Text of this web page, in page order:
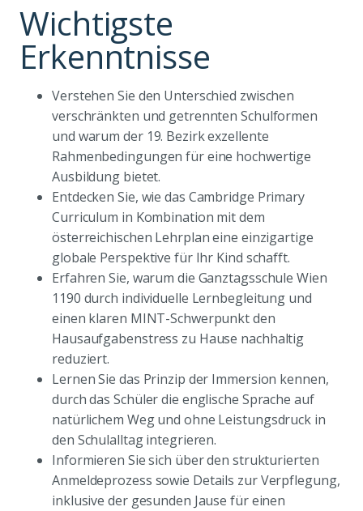
Wichtigste
Erkenntnisse
Verstehen Sie den Unterschied zwischen
verschränkten und getrennten Schulformen
und warum der 19. Bezirk exzellente
Rahmenbedingungen für eine hochwertige
Ausbildung bietet.
Entdecken Sie, wie das Cambridge Primary
Curriculum in Kombination mit dem
österreichischen Lehrplan eine einzigartige
globale Perspektive für Ihr Kind schafft.
Erfahren Sie, warum die Ganztagsschule Wien
1190 durch individuelle Lernbegleitung und
einen klaren MINT-Schwerpunkt den
Hausaufgabenstress zu Hause nachhaltig
reduziert.
Lernen Sie das Prinzip der Immersion kennen,
durch das Schüler die englische Sprache auf
natürlichem Weg und ohne Leistungsdruck in
den Schulalltag integrieren.
Informieren Sie sich über den strukturierten
Anmeldeprozess sowie Details zur Verpflegung,
inklusive der gesunden Jause für einen